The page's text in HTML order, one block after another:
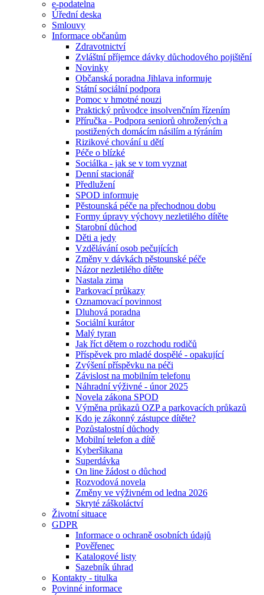
e-podatelna
Úřední deska
Smlouvy
Informace občanům
Zdravotnictví
Zvláštní příjemce dávky důchodového pojištění
Novinky
Občanská poradna Jihlava informuje
Státní sociální podpora
Pomoc v hmotné nouzi
Praktický průvodce insolvenčním řízením
Příručka - Podpora seniorů ohrožených a
postižených domácím násilím a týráním
Rizikové chování u dětí
Péče o blízké
Sociálka - jak se v tom vyznat
Denní stacionář
Předlužení
SPOD informuje
Pěstounská péče na přechodnou dobu
Formy úpravy výchovy nezletilého dítěte
Starobní důchod
Děti a jedy
Vzdělávání osob pečujících
Změny v dávkách pěstounské péče
Názor nezletilého dítěte
Nastala zima
Parkovací průkazy
Oznamovací povinnost
Dluhová poradna
Sociální kurátor
Malý tyran
Jak říct dětem o rozchodu rodičů
Příspěvek pro mladé dospělé - opakující
Zvýšení příspěvku na péči
Závislost na mobilním telefonu
Náhradní výživné - únor 2025
Novela zákona SPOD
Výměna průkazů OZP a parkovacích průkazů
Kdo je zákonný zástupce dítěte?
Pozůstalostní důchody
Mobilní telefon a dítě
Kyberšikana
Superdávka
On line žádost o důchod
Rozvodová novela
Změny ve výživném od ledna 2026
Skryté záškoláctví
Životní situace
GDPR
Informace o ochraně osobních údajů
Pověřenec
Katalogové listy
Sazebník úhrad
Kontakty - titulka
Povinné informace